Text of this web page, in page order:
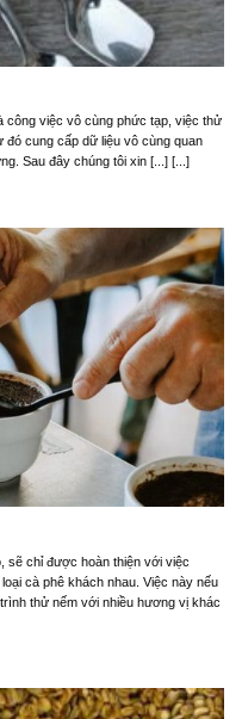
công việc vô cùng phức tạp, việc thử
cung cấp dữ liệu vô cùng quan
Sau đây chúng tôi xin [...] [...]
sẽ chỉ được hoàn thiện với việc
cà phê khách nhau. Việc này nếu
thử nếm với nhiều hương vị khác